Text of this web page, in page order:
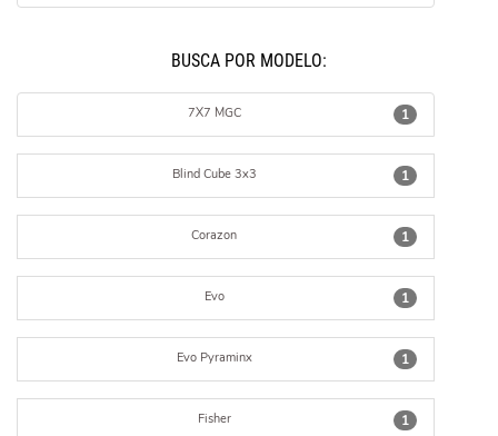
BUSCÁ POR MODELO:
1
7X7 MGC
1
Blind Cube 3x3
1
Corazon
1
Evo
1
Evo Pyraminx
1
Fisher